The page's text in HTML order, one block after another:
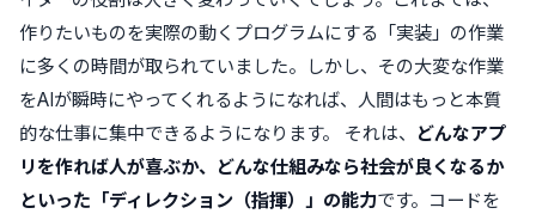
作りたいものを実際の動くプログラムにする「実装」の作業
に多くの時間が取られていました。しかし、その大変な作業
をAIが瞬時にやってくれるようになれば、人間はもっと本質
的な仕事に集中できるようになります。 それは、
どんなアプ
リを作れば人が喜ぶか、どんな仕組みなら社会が良くなるか
といった「ディレクション（指揮）」の能力です。コードを